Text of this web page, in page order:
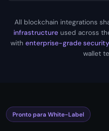
All blockchain integrations
infrastructureused across
with enterprise-grade security
wallet
Pronto para White-Label